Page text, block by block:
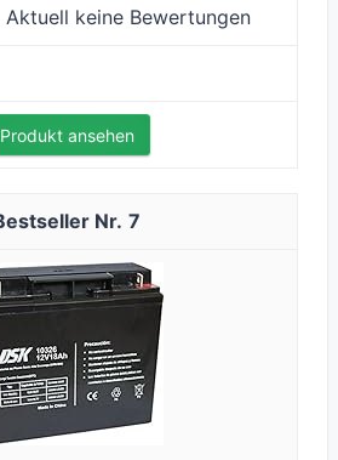
Aktuell keine Bewertungen
Produkt ansehen
7